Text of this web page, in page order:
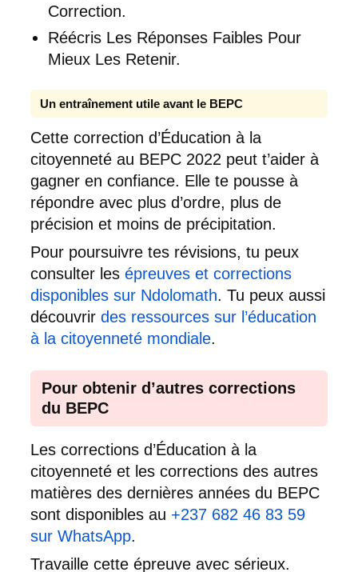
Correction.
Réécris Les Réponses Faibles Pour
Mieux Les Retenir.
Un entraînement utile avant le BEPC
Cette correction d’Éducation à la
citoyenneté au BEPC 2022 peut t’aider à
gagner en confiance. Elle te pousse à
répondre avec plus d’ordre, plus de
précision et moins de précipitation.
Pour poursuivre tes révisions, tu peux
consulter les épreuves et corrections
disponibles sur Ndolomath. Tu peux aussi
découvrir des ressources sur l’éducation
à la citoyenneté mondiale.
Pour obtenir d’autres corrections
du BEPC
Les corrections d’Éducation à la
citoyenneté et les corrections des autres
matières des dernières années du BEPC
sont disponibles au +237 682 46 83 59
sur WhatsApp.
Travaille cette épreuve avec sérieux.